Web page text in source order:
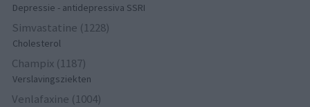
Depressie - antidepressiva SSRI
Simvastatine (1228)
Cholesterol
Champix (1187)
Verslavingsziekten
Venlafaxine (1004)